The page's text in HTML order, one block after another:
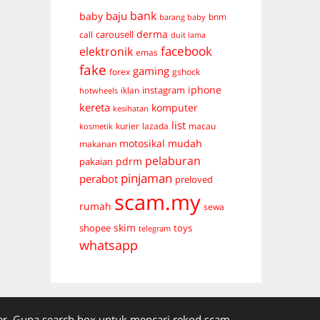
baby baju bank barang baby bnm
call carousell derma duit lama
elektronik emas facebook
fake forex gaming gshock
hotwheels iklan instagram iphone
kereta kesihatan komputer
kosmetik kurier lazada list macau
makanan motosikal mudah
pakaian pdrm pelaburan
perabot pinjaman preloved
rumah scam.my sewa
shopee skim telegram toys
whatsapp